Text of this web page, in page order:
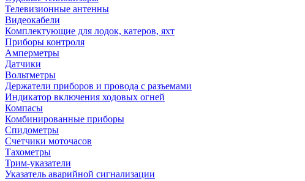
Телевизионные антенны
Видеокабели
Комплектующие для лодок, катеров, яхт
Приборы контроля
Амперметры
Датчики
Вольтметры
Держатели приборов и провода с разъемами
Индикатор включения ходовых огней
Компасы
Комбинированные приборы
Спидометры
Счетчики моточасов
Тахометры
Трим-указатели
Указатель аварийной сигнализации